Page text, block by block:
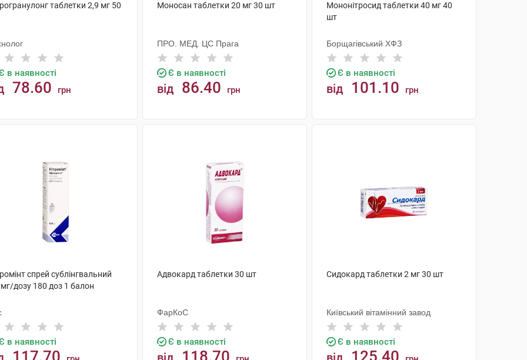
таблетки 2,9 мг 50
в наявності
78.60 грн
Моносан таблетки 20 мг 30 шт
ПРО. МЕД. ЦС Прага
Є в наявності
від 86.40 грн
Мононітросид таблетки 40 мг 40
шт
Борщагівський ХФЗ
Є в наявності
від 101.10 грн
спрей сублінгвальний
дозу 180 доз 1 балон
в наявності
117.70
Адвокард таблетки 30 шт
ФарКоС
Є в наявності
118.70
Сидокард таблетки 2 мг 30 шт
Київський вітамінний завод
Є в наявності
125.40